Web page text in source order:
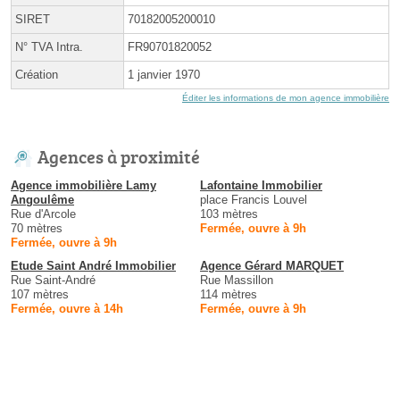
SIRET 70182005200010
N° TVA Intra. FR90701820052
Création 1 janvier 1970
Éditer les informations de mon agence immobilière
Agences à proximité
Agence immobilière Lamy
Angoulême
Rue d'Arcole
70 mètres
Fermée, ouvre à 9h
Lafontaine Immobilier
place Francis Louvel
103 mètres
Fermée, ouvre à 9h
Etude Saint André Immobilier
Rue Saint-André
107 mètres
Fermée, ouvre à 14h
Agence Gérard MARQUET
Rue Massillon
114 mètres
Fermée, ouvre à 9h